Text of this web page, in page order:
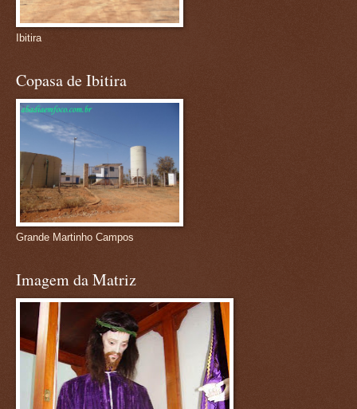
Ibitira
Copasa de Ibitira
Grande Martinho Campos
Imagem da Matriz